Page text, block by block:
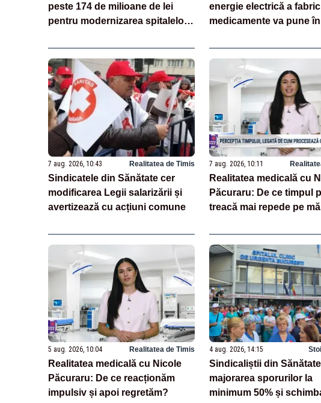
peste 174 de milioane de lei
pentru modernizarea spitalelor,
energie electrică a
medicamente va pune
7 aug. 2026, 10:43 Realitatea de Timis
Sindicatele din Sănătate cer
modificarea Legii salarizării și
avertizează cu acțiuni comune
7 aug. 2026, 10:11
Realitatea medicală cu
Păcuraru: De ce timpul
treacă mai repede pe
5 aug. 2026, 10:04 Realitatea de Timis
Realitatea medicală cu Nicole
Păcuraru: De ce reacționăm
impulsiv și apoi regretăm?
4 aug. 2026, 14:15
Sindicaliștii din
majorarea sporurilor la
minimum 50% și